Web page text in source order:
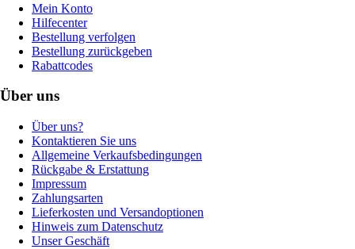
Mein Konto
Hilfecenter
Bestellung verfolgen
Bestellung zurückgeben
Rabattcodes
Über uns
Über uns?
Kontaktieren Sie uns
Allgemeine Verkaufsbedingungen
Rückgabe & Erstattung
Impressum
Zahlungsarten
Lieferkosten und Versandoptionen
Hinweis zum Datenschutz
Unser Geschäft